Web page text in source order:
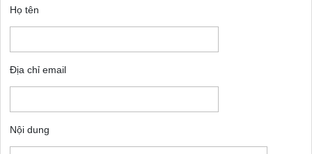
Họ tên
Địa chỉ email
Nội dung